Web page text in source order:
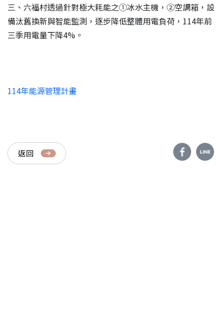
三、六福村透過針對極大耗能之①冰水主機，②空調箱，設
備汰舊換新與智能監測，逐步降低整體用電負荷，114年前
三季用電量下降4%。
114年能源管理計畫
返回